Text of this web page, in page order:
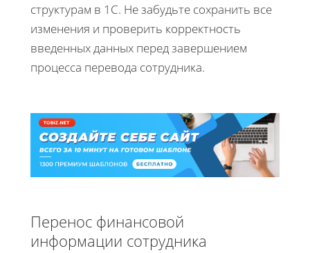
структурам в 1С. Не забудьте сохранить все
изменения и проверить корректность
введенных данных перед завершением
процесса перевода сотрудника.
Перенос финансовой
информации сотрудника